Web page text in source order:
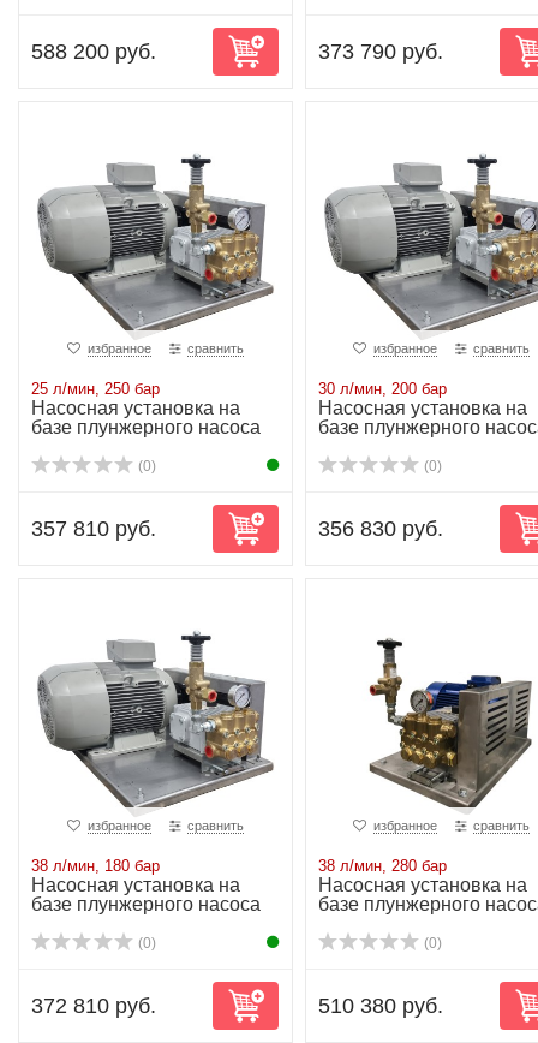
588 200 руб. 373 790 руб.
избранное сравнить
25 л/мин, 250 бар
Насосная установка на
базе плунжерного насоса
(0)
357 810 руб.
избранное сравнить
30 л/мин, 200 бар
Насосная установка на
базе плунжерного
(0)
356 830 руб.
избранное сравнить
38 л/мин, 180 бар
Насосная установка на
базе плунжерного насоса
(0)
372 810 руб.
избранное сравнить
38 л/мин, 280 бар
Насосная установка на
базе плунжерного
(0)
510 380 руб.